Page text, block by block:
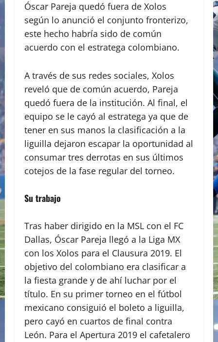
Óscar Pareja quedó fuera de Xolos
según lo anunció el conjunto fronterizo,
este hecho habría sido de común
acuerdo con el estratega colombiano.
A través de sus redes sociales, Xolos
reveló que de común acuerdo, Pareja
quedó fuera de la institución. Al final, el
equipo se le cayó al estratega ya que de
tener en sus manos la clasificación a la
liguilla dejaron escapar la oportunidad al
consumar tres derrotas en sus últimos
cotejos de la fase regular del torneo.
Su trabajo
Tras haber dirigido en la MSL con el FC
Dallas, Óscar Pareja llegó a la Liga MX
con los Xolos para el Clausura 2019. El
objetivo del colombiano era clasificar a
la fiesta grande y de ahí luchar por el
título. En su primer torneo en el fútbol
mexicano consiguió el boleto a liguilla,
pero cayó en cuartos de final contra
León. Para el Apertura 2019 el cafetalero